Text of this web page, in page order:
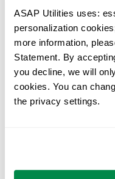
ASAP Utilities uses:
personalization
more information,
Statement. By
you decline, we will
cookies. You can
the privacy settings.
Keine Schulung nötig. Sie
Muss ich mich registrieren?
Nein. Einfach
Einfach zu installieren
Starten Sie die Installation